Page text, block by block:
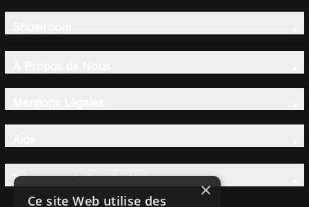
Découvrez la Famille AW
×
Ce site Web utilise des